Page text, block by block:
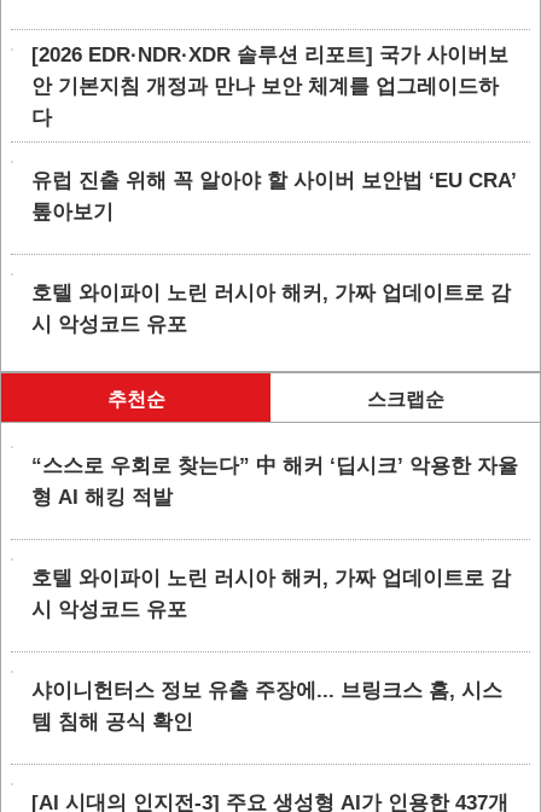
[2026 EDR·NDR·XDR 솔루션 리포트] 국가 사이버보
안 기본지침 개정과 만나 보안 체계를 업그레이드하
다
유럽 진출 위해 꼭 알아야 할 사이버 보안법 ‘EU CRA’
톺아보기
호텔 와이파이 노린 러시아 해커, 가짜 업데이트로 감
시 악성코드 유포
추천순 스크랩순
“스스로 우회로 찾는다” 中 해커 ‘딥시크’ 악용한 자율
형 AI 해킹 적발
호텔 와이파이 노린 러시아 해커, 가짜 업데이트로 감
시 악성코드 유포
샤이니헌터스 정보 유출 주장에... 브링크스 홈, 시스
템 침해 공식 확인
[AI 시대의 인지전-3] 주요 생성형 AI가 인용한 437개